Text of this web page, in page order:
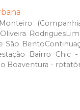
Monteiro
São
Bairro
Boaventura -